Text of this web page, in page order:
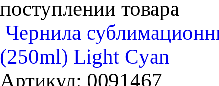
поступлении товара
Чернила
(250ml) Light Cyan
Артикул: 0091467